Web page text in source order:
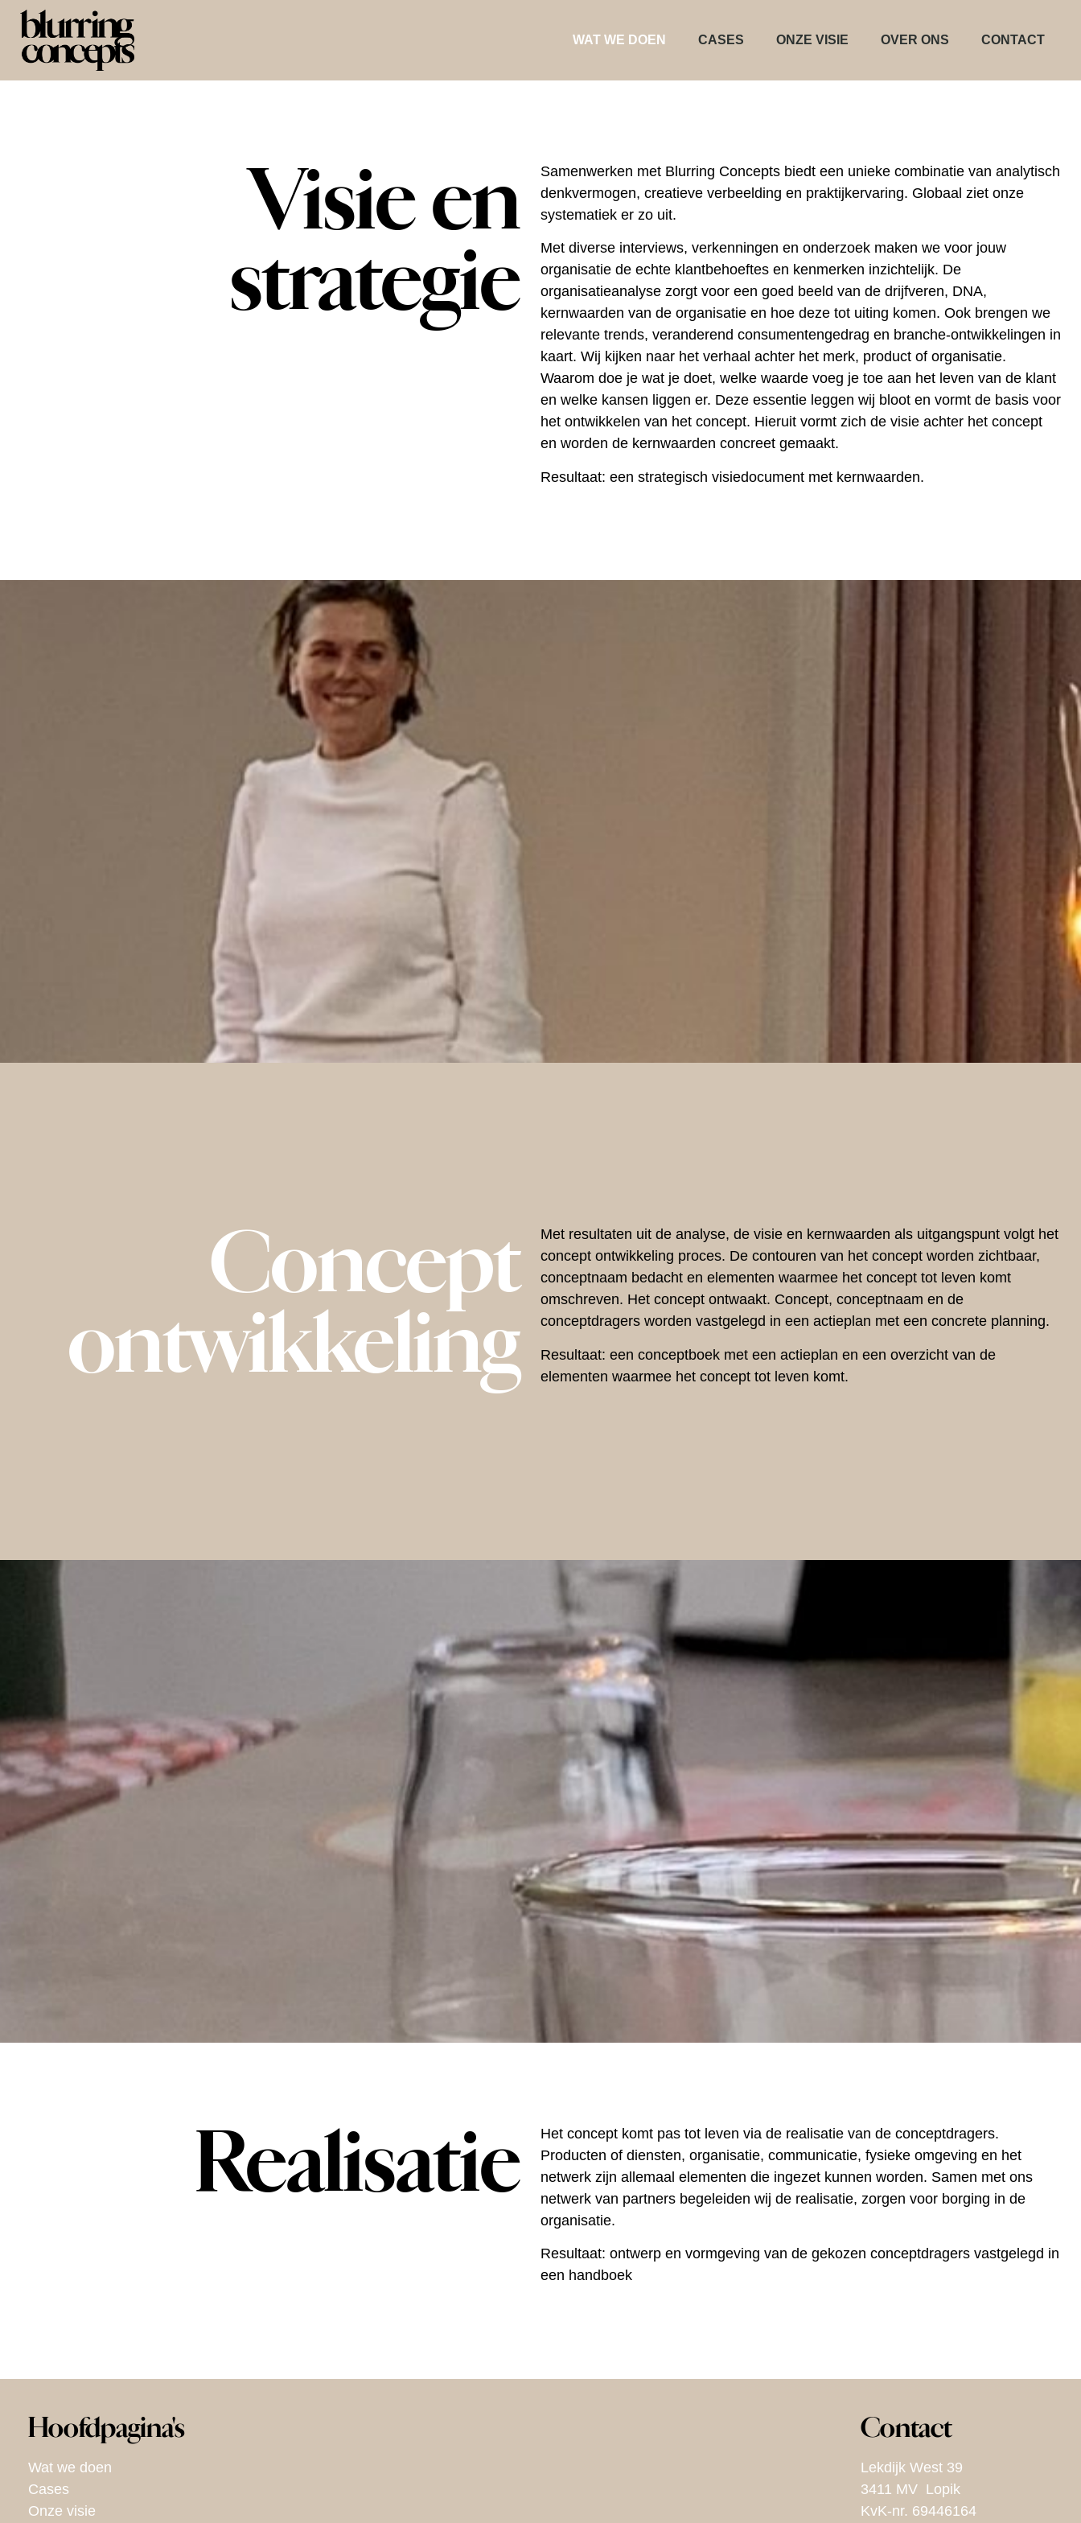
WAT WE DOEN CASES ONZE VISIE OVER ONS CONTACT
Visie en
strategie
Samenwerken met Blurring Concepts biedt een unieke combinatie van analytisch
denkvermogen, creatieve verbeelding en praktijkervaring. Globaal ziet onze
systematiek er zo uit.
Met diverse interviews, verkenningen en onderzoek maken we voor jouw
organisatie de echte klantbehoeftes en kenmerken inzichtelijk. De
organisatieanalyse zorgt voor een goed beeld van de drijfveren, DNA,
kernwaarden van de organisatie en hoe deze tot uiting komen. Ook brengen we
relevante trends, veranderend consumentengedrag en branche-ontwikkelingen in
kaart. Wij kijken naar het verhaal achter het merk, product of organisatie.
Waarom doe je wat je doet, welke waarde voeg je toe aan het leven van de klant
en welke kansen liggen er. Deze essentie leggen wij bloot en vormt de basis voor
het ontwikkelen van het concept. Hieruit vormt zich de visie achter het concept
en worden de kernwaarden concreet gemaakt.
Resultaat: een strategisch visiedocument met kernwaarden.
Concept
ontwikkeling
Met resultaten uit de analyse, de visie en kernwaarden als uitgangspunt volgt het
concept ontwikkeling proces. De contouren van het concept worden zichtbaar,
conceptnaam bedacht en elementen waarmee het concept tot leven komt
omschreven. Het concept ontwaakt. Concept, conceptnaam en de
conceptdragers worden vastgelegd in een actieplan met een concrete planning.
Resultaat: een conceptboek met een actieplan en een overzicht van de
elementen waarmee het concept tot leven komt.
Realisatie
Het concept komt pas tot leven via de realisatie van de conceptdragers.
Producten of diensten, organisatie, communicatie, fysieke omgeving en het
netwerk zijn allemaal elementen die ingezet kunnen worden. Samen met ons
netwerk van partners begeleiden wij de realisatie, zorgen voor borging in de
organisatie.
Resultaat: ontwerp en vormgeving van de gekozen conceptdragers vastgelegd in
een handboek
Hoofdpagina's
Wat we doen
Cases
Onze visie
Contact
Lekdijk West 39
3411 MV Lopik
KvK-nr. 69446164